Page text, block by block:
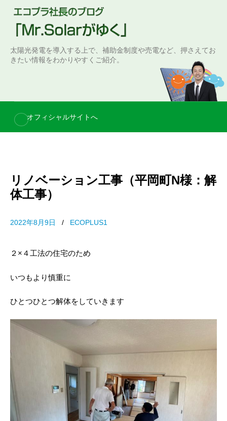
e
太陽光発電を導入する上で、補助金制度や売電など、押さえてお
きたい情報をわかりやすくご紹介。
オフィシャルサイトへ
リノベーション工事（平岡町N様：解
体工事）
2022年8月9日 / ECOPLUS1
２×４工法の住宅のため
いつもより慎重に
ひとつひとつ解体をしていきます